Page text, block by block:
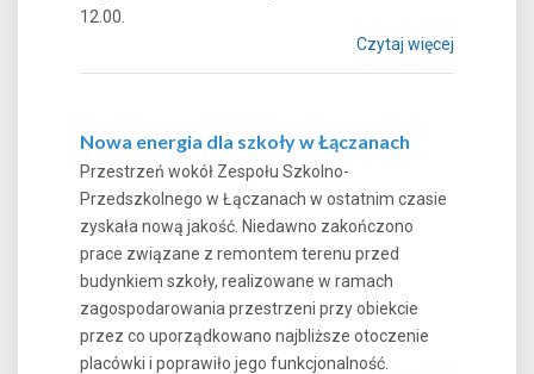
12.00.
Czytaj więcej
Nowa energia dla szkoły w Łączanach
Przestrzeń wokół Zespołu Szkolno-
Przedszkolnego w Łączanach w ostatnim czasie
zyskała nową jakość. Niedawno zakończono
prace związane z remontem terenu przed
budynkiem szkoły, realizowane w ramach
zagospodarowania przestrzeni przy obiekcie
przez co uporządkowano najbliższe otoczenie
placówki i poprawiło jego funkcjonalność.